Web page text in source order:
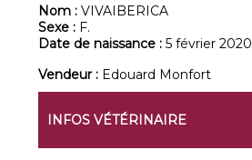
Nom :VIVAIBERICA
Sexe : F.
Date de naissance :5 février 2020
Vendeur : Edouard Monfort
INFOS VÉTÉRINAIRE